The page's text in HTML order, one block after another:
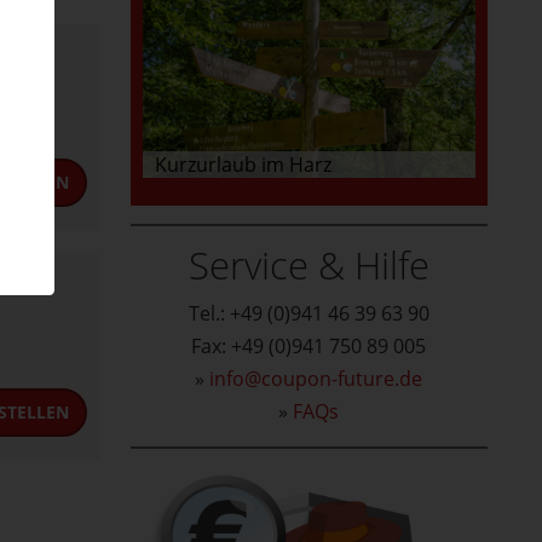
Kurzurlaub im Harz
Service & Hilfe
Tel.: +49 (0)941 46 39 63 90
Fax: +49 (0)941 750 89 005
» info@coupon-future.de
» FAQs